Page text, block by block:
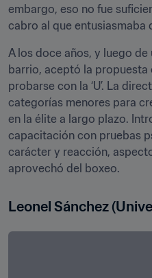
embargo, eso no fue
cabro al que entusiasmaba
A los doce años, y luego
barrio, aceptó la propuesta
probarse con la ‘U’. La
categorías menores para
en la élite a largo plazo.
capacitación con pruebas
carácter y reacción,
aprovechó del boxeo.
Leonel Sánchez